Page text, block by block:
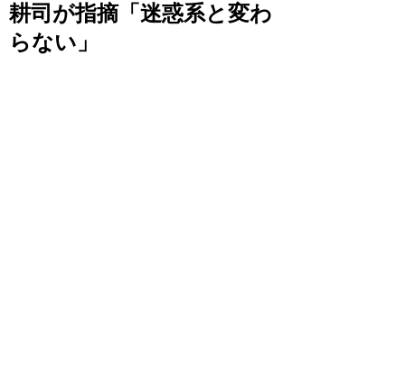
耕司が指摘「迷惑系と変わ
らない」